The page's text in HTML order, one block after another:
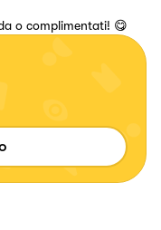
o complimentati! 😋